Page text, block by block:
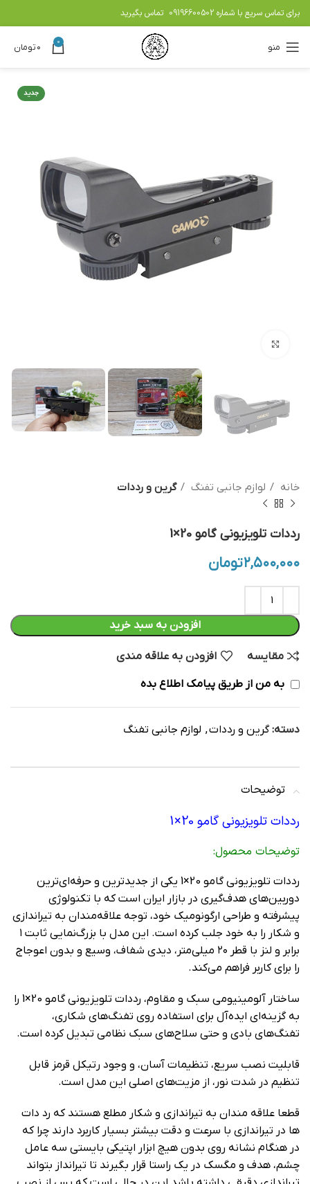
برای تماس سریع با شماره 09196600502 تماس بگیرید
منو 0 ۰تومان
جدید
خانه لوازم جانبی تفنگ گرین و رددات
رددات تلویزیونی گامو 20×1
۲,۵۰۰,۰۰۰تومان
افزودن به سبد خرید
مقایسه افزودن به علاقه مندی
به من از طریق پیامک اطلاع بده
دسته: گرین و رددات, لوازم جانبی تفنگ
توضیحات
رددات تلویزیونی گامو 20×1
توضیحات محصول:
رددات تلویزیونی گامو 20×1 یکی از جدیدترین و حرفه‌ای‌ترین
دوربین‌های هدف‌گیری در بازار ایران است که با تکنولوژی
پیشرفته و طراحی ارگونومیک خود، توجه علاقه‌مندان به تیراندازی
و شکار را به خود جلب کرده است. این مدل با بزرگ‌نمایی ثابت ۱
برابر و لنز با قطر ۲۰ میلی‌متر، دیدی شفاف، وسیع و بدون اعوجاج
را برای کاربر فراهم می‌کند.
ساختار آلومینیومی سبک و مقاوم، رددات تلویزیونی گامو 20×1 را
به گزینه‌ای ایده‌آل برای استفاده روی تفنگ‌های شکاری،
تفنگ‌های بادی و حتی سلاح‌های سبک نظامی تبدیل کرده است.
قابلیت نصب سریع، تنظیمات آسان، و وجود رتیکل قرمز قابل
تنظیم در شدت نور، از مزیت‌های اصلی این مدل است.
قطعا علاقه مندان به تیراندازی و شکار مطلع هستند که رد دات
ها در تیراندازی با سرعت و دقت بیشتر بسیار کاربرد دارند چرا که
در هنگام نشانه روی بدون هیچ ابزار اپتیکی بایستی سه عامل
چشم، هدف و مگسک در یک راستا قرار بگیرند تا تیرانداز بتواند